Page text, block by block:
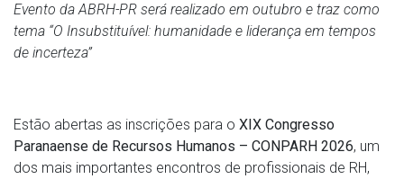
Evento da ABRH-PR será realizado em outubro e traz como
tema “O Insubstituível: humanidade e liderança em tempos
de incerteza”
Estão abertas as inscrições para o XIX Congresso
Paranaense de Recursos Humanos – CONPARH 2026, um
dos mais importantes encontros de profissionais de RH,